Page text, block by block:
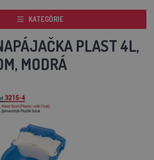
KATEGÓRIE
PLAST 4L,
MODRÁ